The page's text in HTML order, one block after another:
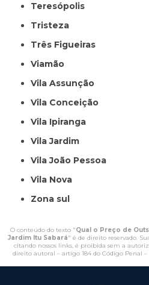
Teresópolis
Tristeza
Três Figueiras
Viamão
Vila Assunção
Vila Conceição
Vila Ipiranga
Vila Jardim
Vila João Pessoa
Vila Nova
Zona sul
O conteúdo do texto "Qual o Preço de
Jardim Itu Sabará" é de direito reservado.
citando nossos links, é proibida sem a
direito autoral – artigo 184 do Código Penal –